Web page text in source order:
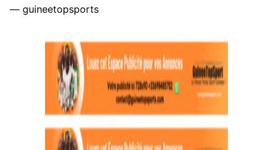
— guineetopsports